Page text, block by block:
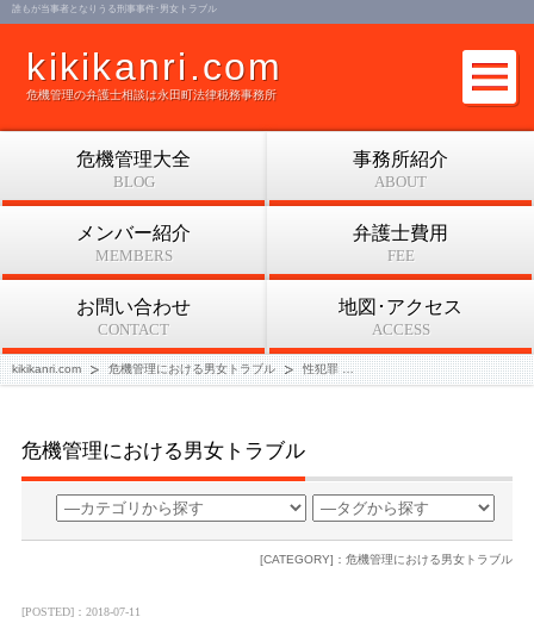
kikikanri.com
危機管理の弁護士相談は永田町法律税務事務所
誰もが当事者となりうる刑事事件･男女トラブル
危機管理大全
BLOG
事務所紹介
ABOUT
メンバー紹介
MEMBERS
弁護士費用
FEE
お問い合わせ
CONTACT
地図･アクセス
ACCESS
kikikanri.com 危機管理における男女トラブル 性犯罪 誰もが当事者となりうる刑事
危機管理における男女トラブル
[CATEGORY]：危機管理における男女トラブル
[POSTED]：2018-07-11